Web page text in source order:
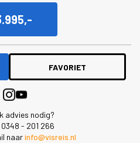
FAVORIET
advies nodig?
- 201 266
naarinfo@visreis.nl